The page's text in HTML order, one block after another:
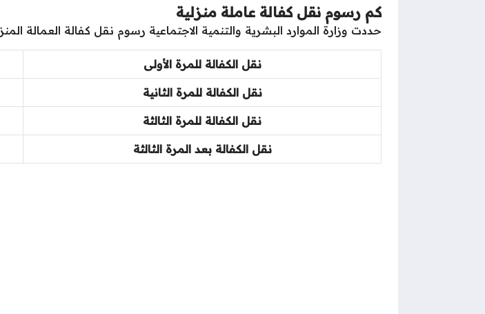
كم رسوم نقل كفالة عاملة منزلية
حددت وزارة الموارد البشرية والتنمية الاجتماعية رسوم نقل كفالة العمالة
نقل الكفالة للمرة الأولى
نقل الكفالة للمرة الثانية
نقل الكفالة للمرة الثالثة
نقل الكفالة بعد المرة الثالثة